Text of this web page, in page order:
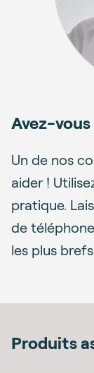
Avez-
Un de nos
aider !
pratique.
de
les plus
Produits